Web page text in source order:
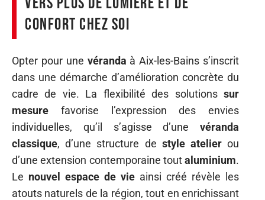
confort chez soi
Opter pour une véranda à Aix-les-Bains s’inscrit
dans une démarche d’amélioration concrète du
cadre de vie. La flexibilité des solutions sur
mesure favorise l’expression des envies
individuelles, qu’il s’agisse d’une véranda
classique, d’une structure de style atelierou
d’une extension contemporaine toutaluminium.
Le nouvel espace de vie ainsi créé révèle les
atouts naturels de la région, tout en enrichissant